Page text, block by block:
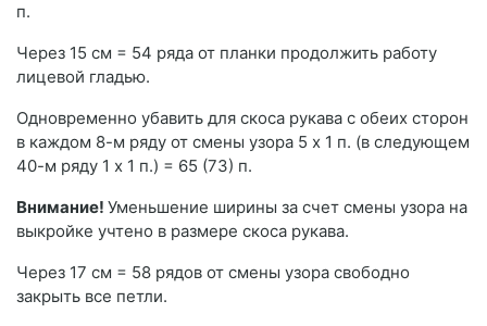
п.
Через 15 см = 54 ряда от планки продолжить работу
лицевой гладью.
Одновременно убавить для скоса рукава с обеих сторон
в каждом 8-м ряду от смены узора 5 x 1 п. (в следующем
40-м ряду 1 x 1 п.) = 65 (73) п.
Внимание! Уменьшение ширины за счет смены узора на
выкройке учтено в размере скоса рукава.
Через 17 см = 58 рядов от смены узора свободно
закрыть все петли.